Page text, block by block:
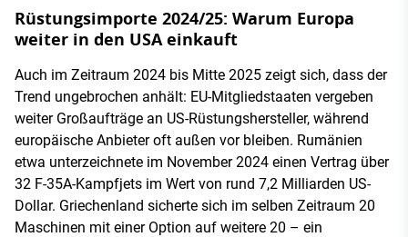
Rüstungsimporte 2024/25: Warum Europa
weiter in den USA einkauft
Auch im Zeitraum 2024 bis Mitte 2025 zeigt sich, dass der
Trend ungebrochen anhält: EU-Mitgliedstaaten vergeben
weiter Großaufträge an US-Rüstungshersteller, während
europäische Anbieter oft außen vor bleiben. Rumänien
etwa unterzeichnete im November 2024 einen Vertrag über
32 F-35A-Kampfjets im Wert von rund 7,2 Milliarden US-
Dollar. Griechenland sicherte sich im selben Zeitraum 20
Maschinen mit einer Option auf weitere 20 – ein